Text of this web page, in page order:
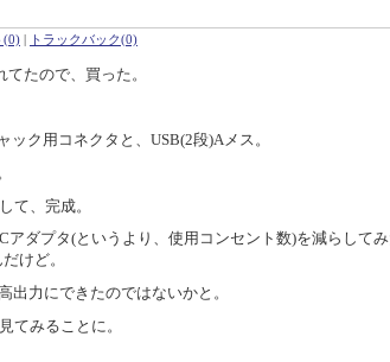
(0) | トラックバック(0)
たので、買った。
ク用コネクタと、USB(2段)Aメス。
て、完成。
ダプタ(というより、使用コンセント数)を減らしてみ
けど。
出力にできたのではないかと。
てみることに。